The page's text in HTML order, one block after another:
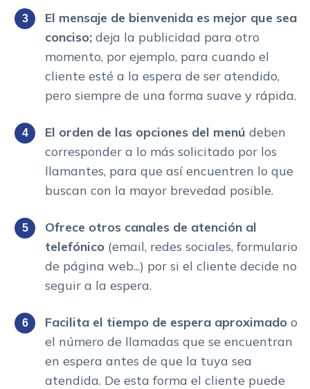
El mensaje de bienvenida es mejor que sea
conciso; deja la publicidad para otro
momento, por ejemplo, para cuando el
cliente esté a la espera de ser atendido,
pero siempre de una forma suave y rápida.
El orden de las opciones del menú deben
corresponder a lo más solicitado por los
llamantes, para que así encuentren lo que
buscan con la mayor brevedad posible.
Ofrece otros canales de atención al
telefónico (email, redes sociales, formulario
de página web...) por si el cliente decide no
seguir a la espera.
Facilita el tiempo de espera aproximado o
el número de llamadas que se encuentran
en espera antes de que la tuya sea
atendida. De esta forma el cliente puede